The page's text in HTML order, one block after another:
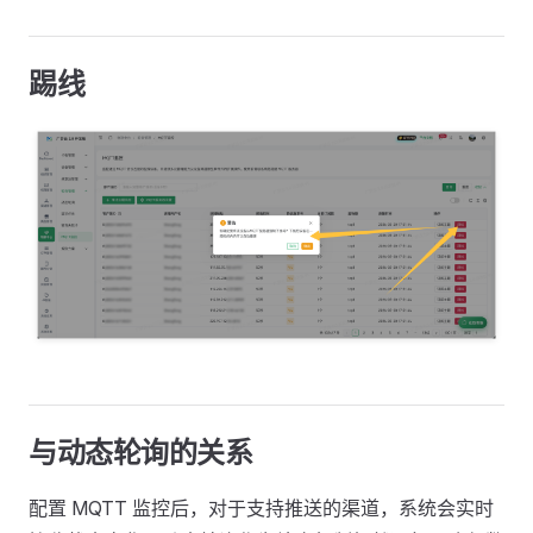
踢线
与动态轮询的关系
配置 MQTT 监控后，对于支持推送的渠道，系统会实时